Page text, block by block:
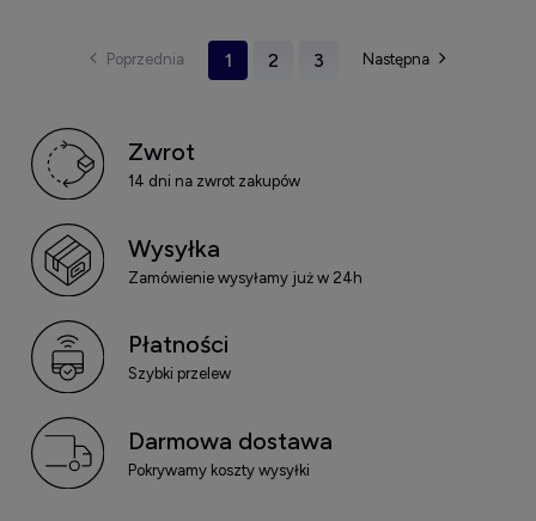
1 2 3
Zwrot
14 dni na zwrot zakupów
Wysyłka
Zamówienie wysyłamy już w 24h
Płatności
Szybki przelew
Darmowa dostawa
Pokrywamy koszty wysyłki